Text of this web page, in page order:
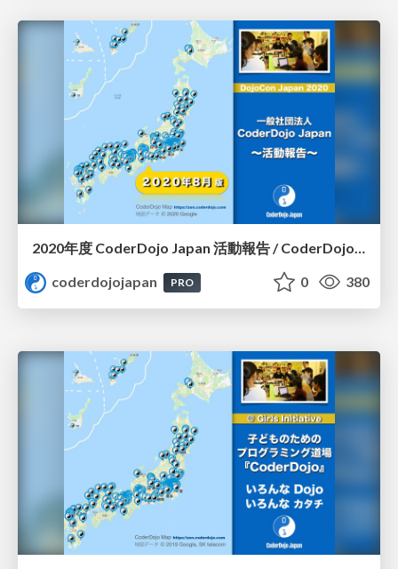
2020年度 CoderDojo Japan 活動報告 / CoderDojo Japan in 2020
coderdojojapan
PRO 0 380